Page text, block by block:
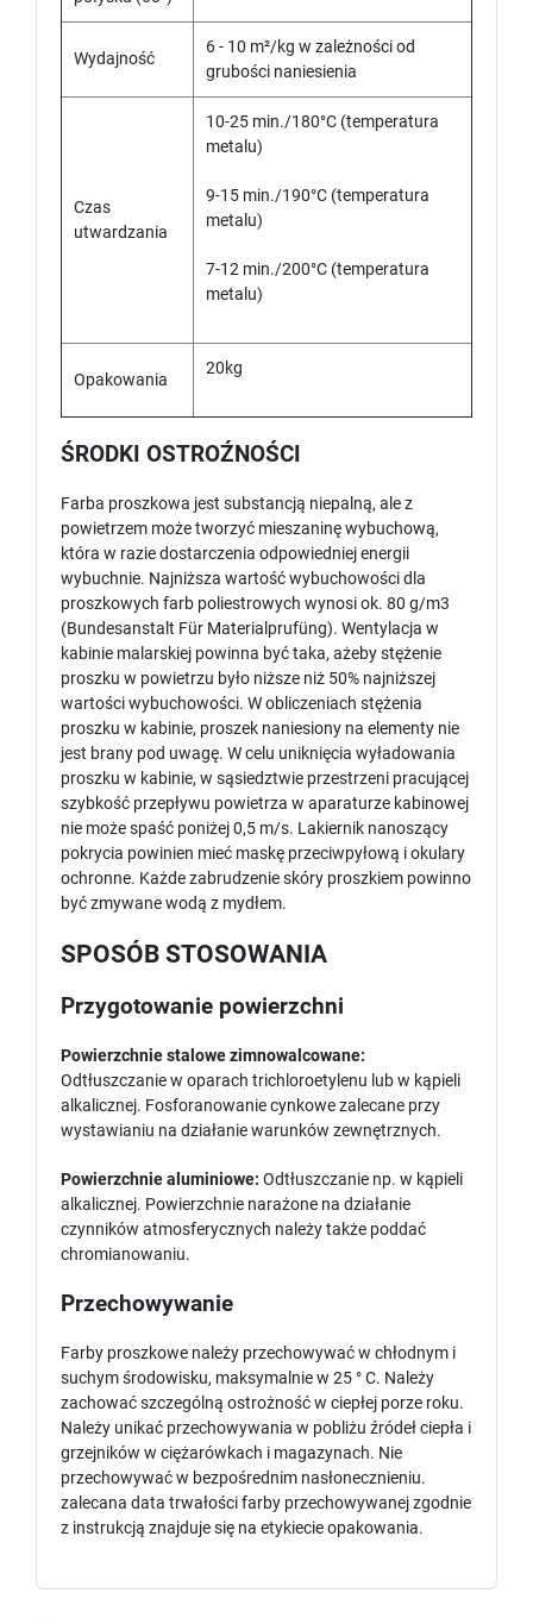
Wydajność
6 - 10 m²/kg w zależności od
grubości naniesienia
Czas
utwardzania
10-25 min./180°C (temperatura
metalu)
9-15 min./190°C (temperatura
metalu)
7-12 min./200°C (temperatura
metalu)
Opakowania
20kg
ŚRODKI OSTROŹNOŚCI
Farba proszkowa jest substancją niepalną, ale z
powietrzem może tworzyć mieszaninę wybuchową,
która w razie dostarczenia odpowiedniej energii
wybuchnie. Najniższa wartość wybuchowości dla
proszkowych farb poliestrowych wynosi ok. 80 g/m3
(Bundesanstalt Für Materialprufüng). Wentylacja w
kabinie malarskiej powinna być taka, ażeby stężenie
proszku w powietrzu było niższe niż 50% najniższej
wartości wybuchowości. W obliczeniach stężenia
proszku w kabinie, proszek naniesiony na elementy nie
jest brany pod uwagę. W celu uniknięcia wyładowania
proszku w kabinie, w sąsiedztwie przestrzeni pracującej
szybkość przepływu powietrza w aparaturze kabinowej
nie może spaść poniżej 0,5 m/s. Lakiernik nanoszący
pokrycia powinien mieć maskę przeciwpyłową i okulary
ochronne. Każde zabrudzenie skóry proszkiem powinno
być zmywane wodą z mydłem.
SPOSÓB STOSOWANIA
Przygotowanie powierzchni
Powierzchnie stalowe zimnowalcowane:
Odtłuszczanie w oparach trichloroetylenu lub w kąpieli
alkalicznej. Fosforanowanie cynkowe zalecane przy
wystawianiu na działanie warunków zewnętrznych.
Powierzchnie aluminiowe: Odtłuszczanie np. w kąpieli
alkalicznej. Powierzchnie narażone na działanie
czynników atmosferycznych należy także poddać
chromianowaniu.
Przechowywanie
Farby proszkowe należy przechowywać w chłodnym i
suchym środowisku, maksymalnie w 25 ° C. Należy
zachować szczególną ostrożność w ciepłej porze roku.
Należy unikać przechowywania w pobliżu źródeł ciepła i
grzejników w ciężarówkach i magazynach. Nie
przechowywać w bezpośrednim nasłonecznieniu.
zalecana data trwałości farby przechowywanej zgodnie
z instrukcją znajduje się na etykiecie opakowania.